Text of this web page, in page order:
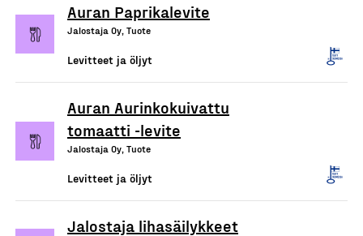
Auran Paprikalevite
Jalostaja Oy, Tuote
Levitteet ja öljyt
Auran Aurinkokuivattu
tomaatti -levite
Jalostaja Oy, Tuote
Levitteet ja öljyt
Jalostaja lihasäilykkeet